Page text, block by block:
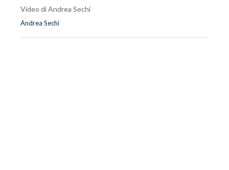
Video di Andrea Sechi
Andrea Sechi